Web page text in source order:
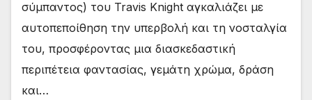
σύμπαντος) του Travis Knight αγκαλιάζει με
αυτοπεποίθηση την υπερβολή και τη νοσταλγία
του, προσφέροντας μια διασκεδαστική
περιπέτεια φαντασίας, γεμάτη χρώμα, δράση
και…